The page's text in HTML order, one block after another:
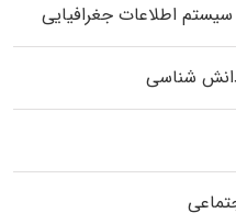
اطلاعات جغرافیایی
شناسی